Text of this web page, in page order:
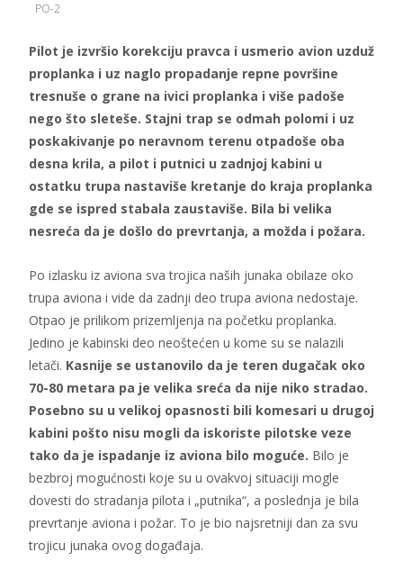
PO-2
Pilot je izvršio korekciju pravca i usmerio avion uzduž
proplanka i uz naglo propadanje repne površine
tresnuše o grane na ivici proplanka i više padoše
nego što sleteše. Stajni trap se odmah polomi i uz
poskakivanje po neravnom terenu otpadoše oba
desna krila, a pilot i putnici u zadnjoj kabini u
ostatku trupa nastaviše kretanje do kraja proplanka
gde se ispred stabala zaustaviše. Bila bi velika
nesreća da je došlo do prevrtanja, a možda i požara.
Po izlasku iz aviona sva trojica naših junaka obilaze oko
trupa aviona i vide da zadnji deo trupa aviona nedostaje.
Otpao je prilikom prizemljenja na početku proplanka.
Jedino je kabinski deo neoštećen u kome su se nalazili
letači. Kasnije se ustanovilo da je teren dugačak oko
70-80 metara pa je velika sreća da nije niko stradao.
Posebno su u velikoj opasnosti bili komesari u drugoj
kabini pošto nisu mogli da iskoriste pilotske veze
tako da je ispadanje iz aviona bilo moguće. Bilo je
bezbroj mogućnosti koje su u ovakvoj situaciji mogle
dovesti do stradanja pilota i „putnika“, a poslednja je bila
prevrtanje aviona i požar. To je bio najsretniji dan za svu
trojicu junaka ovog događaja.